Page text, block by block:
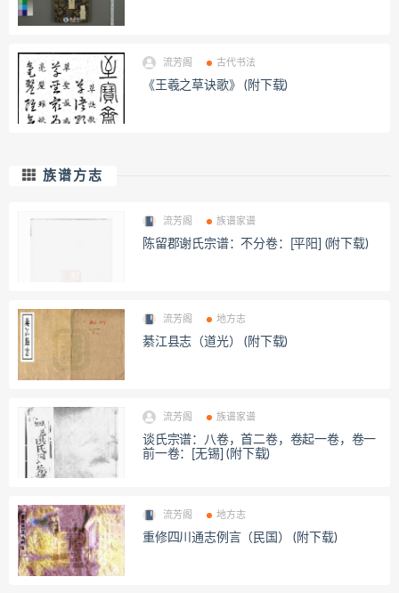
流芳阁 古代书法
《王羲之草诀歌》 (附下载)
族谱方志
流芳阁 族谱家谱
陈留郡谢氏宗谱：不分卷：[平阳] (附下载)
流芳阁 地方志
綦江县志（道光） (附下载)
流芳阁 族谱家谱
谈氏宗谱：八卷，首二卷，卷起一卷，卷一
前一卷：[无锡] (附下载)
流芳阁 地方志
重修四川通志例言（民国） (附下载)